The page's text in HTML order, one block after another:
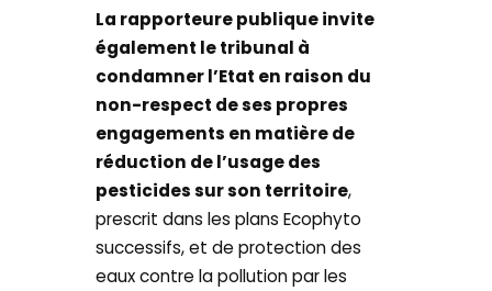
La rapporteure publique invite
également le tribunal à
condamner l’Etat en raison du
non-respect de ses propres
engagements en matière de
réduction de l’usage des
pesticides sur son territoire,
prescrit dans les plans Ecophyto
successifs, et de protection des
eaux contre la pollution par les